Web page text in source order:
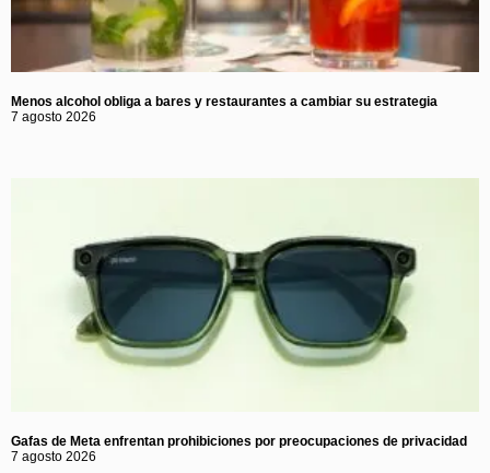
Menos alcohol obliga a bares y restaurantes a cambiar su estrategia
7 agosto 2026
Gafas de Meta enfrentan prohibiciones por preocupaciones de privacidad
7 agosto 2026